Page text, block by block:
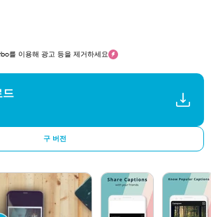
를 이용해 광고 등을 제거하세요
드
구 버전